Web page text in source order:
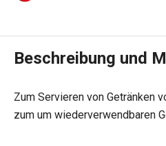
Beschreibung und
Zum Servieren von Getränken
zum um wiederverwendbaren